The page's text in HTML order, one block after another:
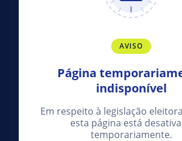
AVISO
Página
indisponível
Em respeito à legislação
esta página está
temporariamente.